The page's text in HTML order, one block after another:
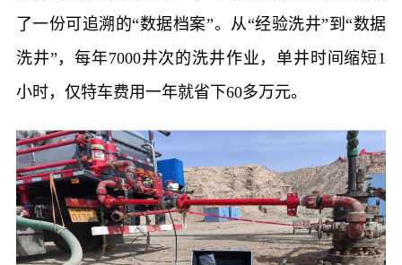
了一份可追溯的“数据档案”。从“经验洗井”到“数据
洗井”，每年7000井次的洗井作业，单井时间缩短1
小时，仅特车费用一年就省下60多万元。